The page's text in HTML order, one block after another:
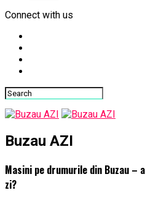
Connect with us
Buzau AZI
Masini pe drumurile din Buzau –
zi?